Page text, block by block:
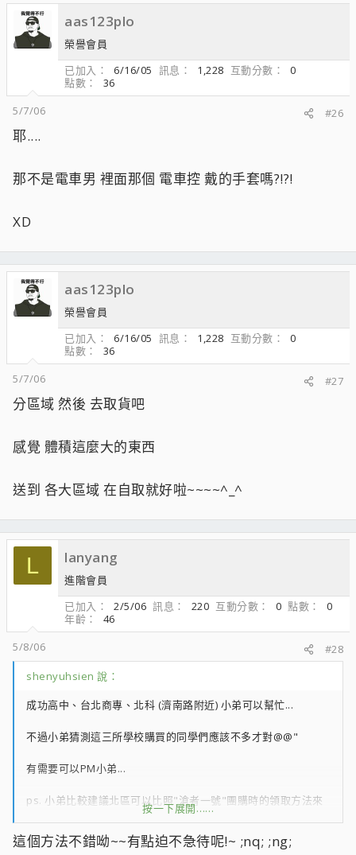
aas123plo
榮譽會員
已加入
6/16/05 訊息 1,228 互動分數
0
點數
36
5/7/06
#26
耶....
那不是電車男 裡面那個 電車控 戴的手套嗎?!?!
XD
aas123plo
榮譽會員
已加入
6/16/05 訊息 1,228 互動分數
0
點數
36
5/7/06
#27
分區域 然後 去取貨吧
感覺 體積這麼大的東西
送到 各大區域 在自取就好啦~~~~^_^
L lanyang
進階會員
已加入
2/5/06 訊息 220 互動分數 0 點數
0
年齡
46
5/8/06
#28
shenyuhsien 說：
成功高中、台北商專、北科 (濟南路附近) 小弟可以幫忙...
不過小弟猜測這三所學校購買的同學們應該不多才對@@"
有需要可以PM小弟...
ps. 小弟比較建議北區可以比照"滄者一號"團購時的領取方法來
按一下展開……
這個方法不錯呦~~有點迫不急待呢!~ ;nq; ;ng;